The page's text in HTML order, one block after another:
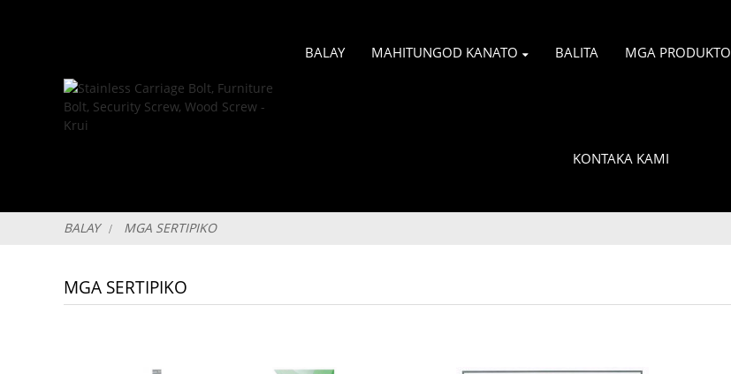
BALAY MAHITUNGOD KANATO BALITA MGA PRODUKTO
KONTAKA KAMI
BALAY MGA SERTIPIKO
MGA SERTIPIKO